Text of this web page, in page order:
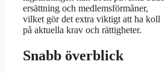
ersättning och medlemsförmåner,
vilket gör det extra viktigt att ha koll
på aktuella krav och rättigheter.
Snabb överblick